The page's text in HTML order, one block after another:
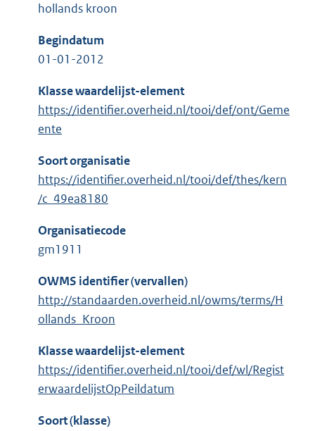
hollands kroon
Begindatum
01-01-2012
Klasse waardelijst-element
https://identifier.overheid.nl/tooi/def/ont/Geme
ente
Soort organisatie
https://identifier.overheid.nl/tooi/def/thes/kern
/c_49ea8180
Organisatiecode
gm1911
OWMS identifier (vervallen)
http://standaarden.overheid.nl/owms/terms/H
ollands_Kroon
Klasse waardelijst-element
https://identifier.overheid.nl/tooi/def/wl/Regist
erwaardelijstOpPeildatum
Soort (klasse)